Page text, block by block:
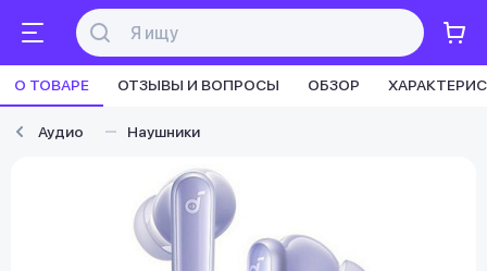
О ТОВАРЕ ОТЗЫВЫ И ВОПРОСЫ ОБЗОР
Аудио Наушники